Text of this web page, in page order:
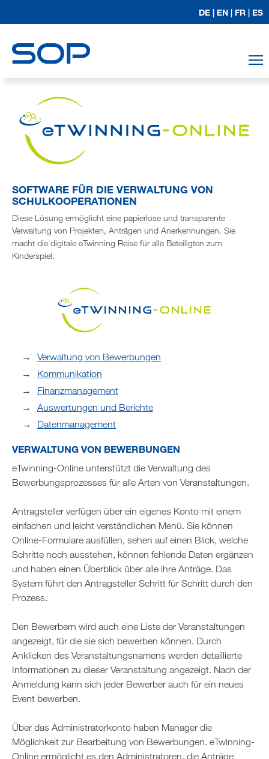
DE | EN | FR | ES
SOFTWARE FÜR DIE VERWALTUNG VON
SCHULKOOPERATIONEN
Diese Lösung ermöglicht eine papierlose und transparente
Verwaltung von Projekten, Anträgen und Anerkennungen. Sie
macht die digitale eTwinning Reise für alle Beteiligten zum
Kinderspiel.
Verwaltung von Bewerbungen
Kommunikation
Finanzmanagement
Auswertungen und Berichte
Datenmanagement
VERWALTUNG VON BEWERBUNGEN
eTwinning-Online unterstützt die Verwaltung des
Bewerbungsprozesses für alle Arten von Veranstaltungen.
Antragsteller verfügen über ein eigenes Konto mit einem
einfachen und leicht verständlichen Menü. Sie können
Online-Formulare ausfüllen, sehen auf einen Blick, welche
Schritte noch ausstehen, können fehlende Daten ergänzen
und haben einen Überblick über alle ihre Anträge. Das
System führt den Antragsteller Schritt für Schritt durch den
Prozess.
Den Bewerbern wird auch eine Liste der Veranstaltungen
angezeigt, für die sie sich bewerben können. Durch
Anklicken des Veranstaltungsnamens werden detaillierte
Informationen zu dieser Veranstaltung angezeigt. Nach der
Anmeldung kann sich jeder Bewerber auch für ein neues
Event bewerben.
Über das Administratorkonto haben Manager die
Möglichkeit zur Bearbeitung von Bewerbungen. eTwinning-
Online ermöglicht es den Administratoren, die Anträge